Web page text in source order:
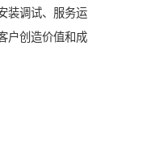
装调试、服务运
户创造价值和成